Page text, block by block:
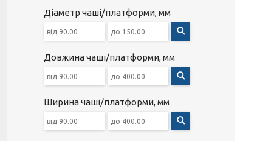
Діаметр чаші/платформи, мм
Довжина чаші/платформи, мм
Ширина чаші/платформи, мм